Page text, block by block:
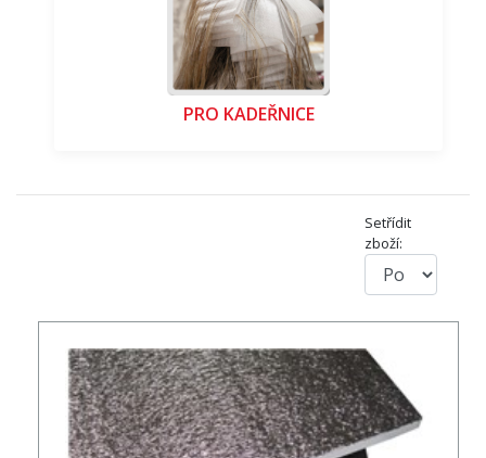
PRO KADEŘNICE
Setřídit
zboží: